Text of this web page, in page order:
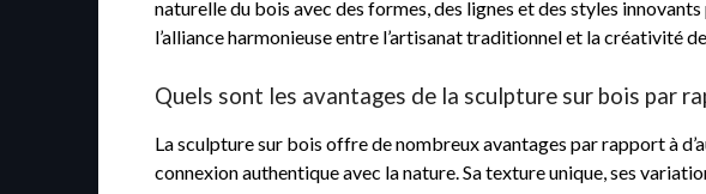
naturelle du bois avec des formes, des lignes et des styles
l’alliance harmonieuse entre l’artisanat traditionnel et la créativité
Quels sont les avantages de la sculpture sur bois par
La sculpture sur bois offre de nombreux avantages par rapport à
connexion authentique avec la nature. Sa texture unique, ses